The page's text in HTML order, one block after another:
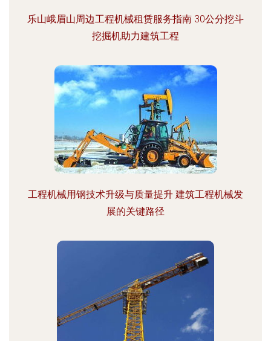
乐山峨眉山周边工程机械租赁服务指南 30公分挖斗
挖掘机助力建筑工程
工程机械用钢技术升级与质量提升 建筑工程机械发
展的关键路径